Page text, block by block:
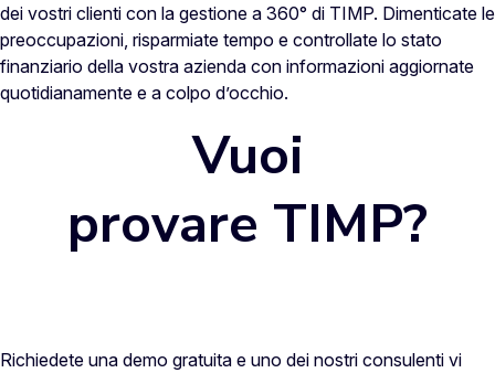
dei vostri clienti con la gestione a 360° di TIMP. Dimenticate le
preoccupazioni, risparmiate tempo e controllate lo stato
finanziario della vostra azienda con informazioni aggiornate
quotidianamente e a colpo d’occhio.
Vuoi
provare TIMP?
Richiedete una demo gratuita e uno dei nostri consulenti vi